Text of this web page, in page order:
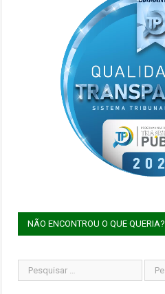
NÃO ENCONTROU O QUE QUERIA?